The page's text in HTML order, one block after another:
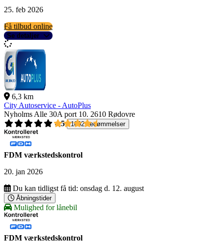
25. feb 2026
Få tilbud online
Se detaljer
6,3 km
City Autoservice - AutoPlus
Nyholms Alle 30A port 10. 2610 Rødovre
4,5
1092 bedømmelser
FDM værkstedskontrol
20. jan 2026
Du kan tidligst få tid: onsdag d. 12. august
Åbningstider
Mulighed for lånebil
FDM værkstedskontrol